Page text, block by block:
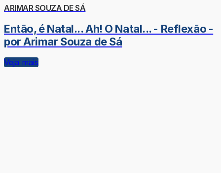
ARIMAR SOUZA DE SÁ
Então, é Natal... Ah! O Natal... - Reflexão -
por Arimar Souza de Sá
Veja mais